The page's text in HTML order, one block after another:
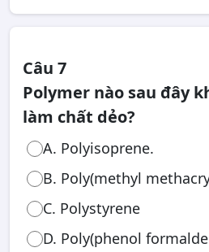
Câu 7
Polymer nào sau đây
làm chất dẻo?
A. Polyisoprene.
B. Poly(methyl
C. Polystyrene
D. Poly(phenol